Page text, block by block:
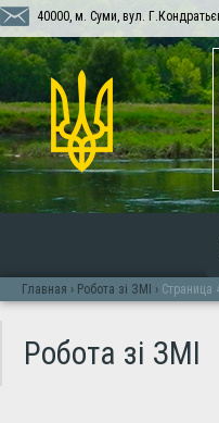
40000, м. Суми, вул.
Главная › Робота зі ЗМІ › Страница
Робота зі ЗМІ